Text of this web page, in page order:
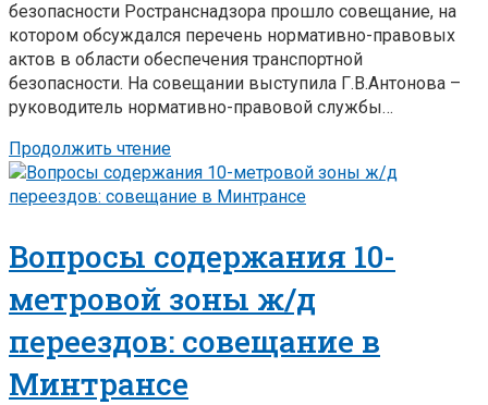
безопасности Ространснадзора прошло совещание, на
котором обсуждался перечень нормативно-правовых
актов в области обеспечения транспортной
безопасности. На совещании выступила Г.В.Антонова –
руководитель нормативно-правовой службы…
Продолжить чтение
Вопросы содержания 10-
метровой зоны ж/д
переездов: совещание в
Минтрансе